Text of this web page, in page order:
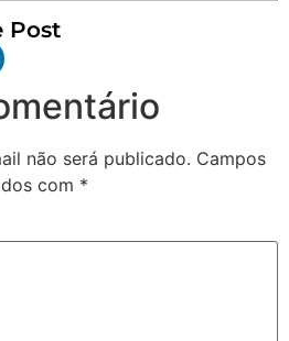
Post
não será publicado. Campos
com *